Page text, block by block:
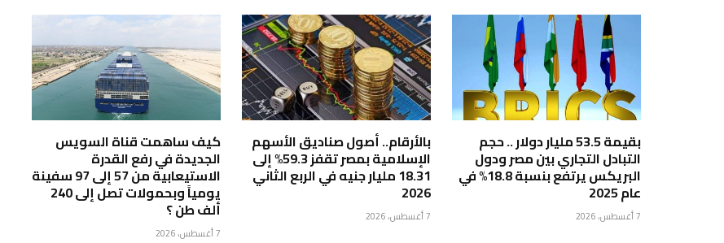
بقيمة 53.5 مليار دولار .. حجم
التبادل التجاري بين مصر ودول
البريكس يرتفع بنسبة 18.8% في
عام 2025
7 أغسطس، 2026
بالأرقام.. أصول صناديق الأسهم
الإسلامية بمصر تقفز 59.3% إلى
18.31 مليار جنيه في الربع الثاني
2026
7 أغسطس، 2026
كيف ساهمت قناة السويس
الجديدة في رفع القدرة
الاستيعابية من 57 إلى 97 سفينة
يومياً وبحمولات تصل إلى 240
ألف طن ؟
7 أغسطس، 2026